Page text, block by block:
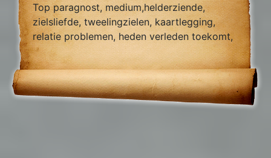
Top paragnost, medium,helderziende,
zielsliefde, tweelingzielen, kaartlegging,
relatie problemen, heden verleden toekomt,
foto reading.